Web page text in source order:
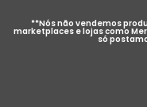
**Nós não vendemos
marketplaces e lojas como
só